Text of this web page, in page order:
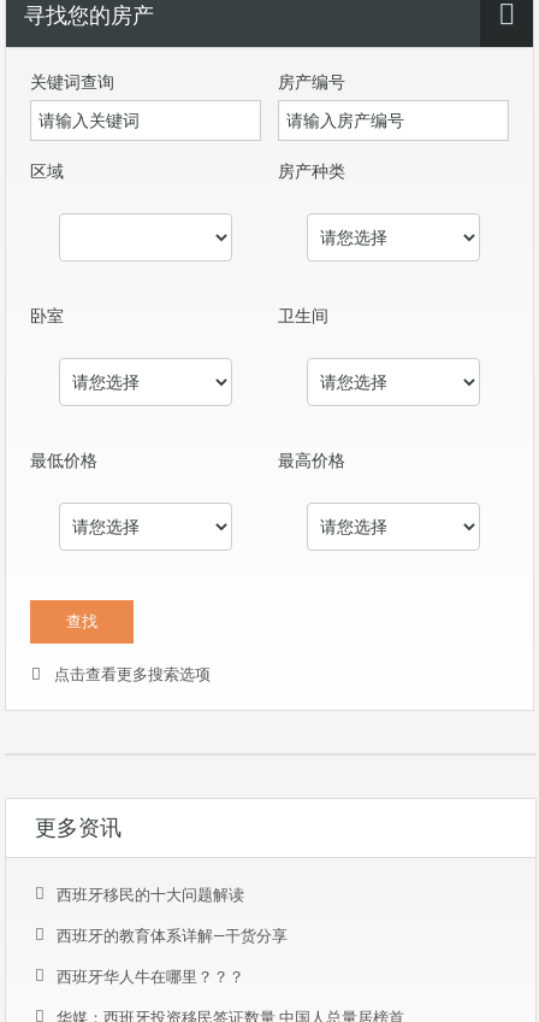
寻找您的房产
关键词查询 房产编号
区域 房产种类
卧室 卫生间
最低价格 最高价格
点击查看更多搜索选项
更多资讯
西班牙移民的十大问题解读
西班牙的教育体系详解—干货分享
西班牙华人牛在哪里？？？
华媒：西班牙投资移民签证数量 中国人总量居榜首